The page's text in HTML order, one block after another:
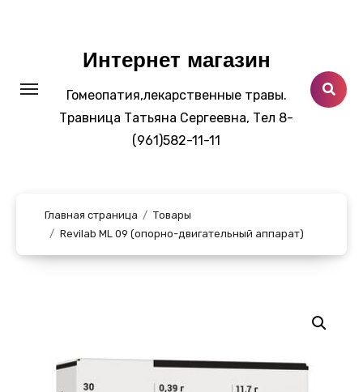
Интернет магазин
Гомеопатия,лекарственные травы.
Травница Татьяна Сергеевна, Тел 8-
(961)582-11-11
Главная страница
Товары
Revilab ML 09 (опорно-двигательный аппарат)